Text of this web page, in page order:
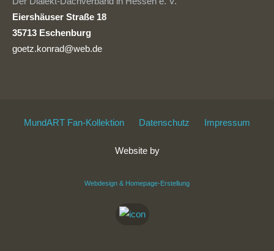
Eiershäuser Straße 18
35713 Eschenburg
goetz.konrad@web.de
MundART Fan-Kollektion Datenschutz Impressum
Website by
Webdesign & Homepage-Erstellung